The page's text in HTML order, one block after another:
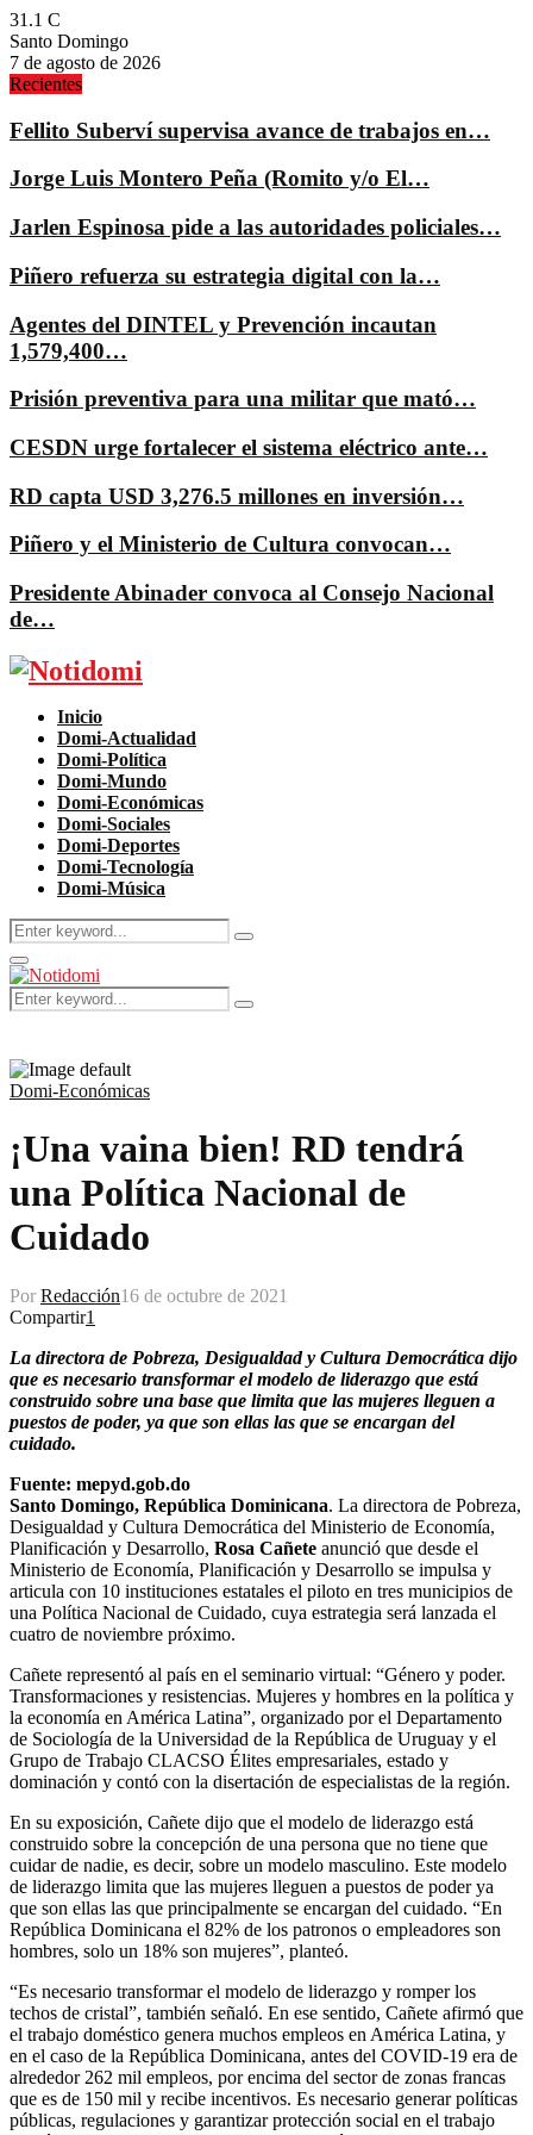
31.1 C
Santo Domingo
7 de agosto de 2026
Recientes
Fellito Suberví supervisa avance de trabajos en…
Jorge Luis Montero Peña (Romito y/o El…
Jarlen Espinosa pide a las autoridades policiales…
Piñero refuerza su estrategia digital con la…
Agentes del DINTEL y Prevención incautan
1,579,400…
Prisión preventiva para una militar que mató…
CESDN urge fortalecer el sistema eléctrico ante…
RD capta USD 3,276.5 millones en inversión…
Piñero y el Ministerio de Cultura convocan…
Presidente Abinader convoca al Consejo Nacional
de…
Facebook
Twitter
Instagram
Pinterest
Youtube
Inicio
Domi-Actualidad
Domi-Política
Domi-Mundo
Domi-Económicas
Domi-Sociales
Domi-Deportes
Domi-Tecnología
Domi-Música
Search
for:
Search
Primary
Menu
Search
for:
Search
Domi-Económicas
¡Una vaina bien! RD tendrá
una Política Nacional de
Cuidado
Por Redacción16 de octubre de 2021
Compartir1
La directora de Pobreza, Desigualdad y Cultura Democrática dijo
que es necesario transformar el modelo de liderazgo que está
construido sobre una base que limita que las mujeres lleguen a
puestos de poder, ya que son ellas las que se encargan del
cuidado.
Fuente: mepyd.gob.do
Santo Domingo, República Dominicana. La directora de Pobreza,
Desigualdad y Cultura Democrática del Ministerio de Economía,
Planificación y Desarrollo, Rosa Cañete anunció que desde el
Ministerio de Economía, Planificación y Desarrollo se impulsa y
articula con 10 instituciones estatales el piloto en tres municipios de
una Política Nacional de Cuidado, cuya estrategia será lanzada el
cuatro de noviembre próximo.
Cañete representó al país en el seminario virtual: “Género y poder.
Transformaciones y resistencias. Mujeres y hombres en la política y
la economía en América Latina”, organizado por el Departamento
de Sociología de la Universidad de la República de Uruguay y el
Grupo de Trabajo CLACSO Élites empresariales, estado y
dominación y contó con la disertación de especialistas de la región.
En su exposición, Cañete dijo que el modelo de liderazgo está
construido sobre la concepción de una persona que no tiene que
cuidar de nadie, es decir, sobre un modelo masculino. Este modelo
de liderazgo limita que las mujeres lleguen a puestos de poder ya
que son ellas las que principalmente se encargan del cuidado. “En
República Dominicana el 82% de los patronos o empleadores son
hombres, solo un 18% son mujeres”, planteó.
“Es necesario transformar el modelo de liderazgo y romper los
techos de cristal”, también señaló. En ese sentido, Cañete afirmó que
el trabajo doméstico genera muchos empleos en América Latina, y
en el caso de la República Dominicana, antes del COVID-19 era de
alrededor 262 mil empleos, por encima del sector de zonas francas
que es de 150 mil y recibe incentivos. Es necesario generar políticas
públicas, regulaciones y garantizar protección social en el trabajo